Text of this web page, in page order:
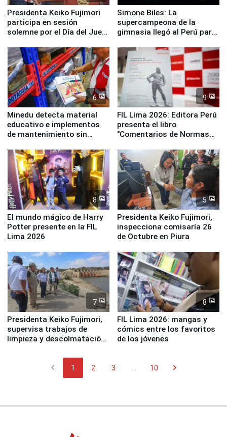
Presidenta Keiko Fujimori
participa en sesión
solemne por el Día del Juez
Simone Biles: La
supercampeona de la
gimnasia llegó al Perú para
Panamericanos Lima 2027
6
Minedu detecta material
educativo e implementos
de mantenimiento sin
la UGEL 2
9
FIL Lima 2026: Editora Perú
presenta el libro
"Comentarios de Normas
Derecho Colectivo"
8
El mundo mágico de Harry
Potter presente en la FIL
Lima 2026
5
Presidenta Keiko Fujimori,
inspecciona comisaría 26
de Octubre en Piura
7
Presidenta Keiko Fujimori,
supervisa trabajos de
limpieza y descolmatación
8
FIL Lima 2026: mangas y
cómics entre los favoritos
de los jóvenes
chevron_left 1 2 3 10 chevron_right